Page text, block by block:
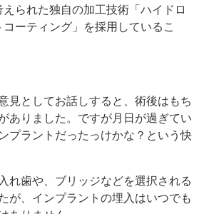
られた独自の加工技術「ハイドロ
ーティング」を採用しているこ
見としてお話しすると、術後はもち
ありました。ですが月日が過ぎてい
プラントだったっけかな？という快
れ歯や、ブリッジなどを選択される
が、インプラントの埋入はいつでも